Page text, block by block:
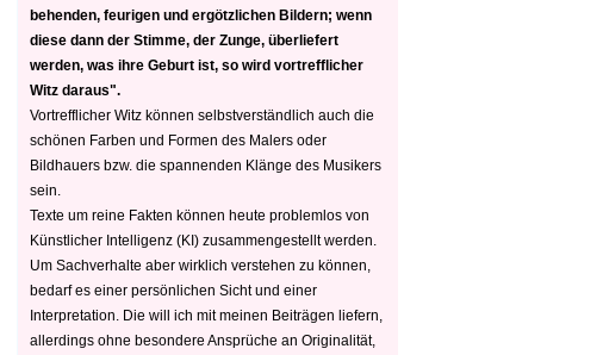
behenden, feurigen und ergötzlichen Bildern; wenn
diese dann der Stimme, der Zunge, überliefert
werden, was ihre Geburt ist, so wird vortrefflicher
Witz daraus".
Vortrefflicher Witz können selbstverständlich auch die
schönen Farben und Formen des Malers oder
Bildhauers bzw. die spannenden Klänge des Musikers
sein.
Texte um reine Fakten können heute problemlos von
Künstlicher Intelligenz (KI) zusammengestellt werden.
Um Sachverhalte aber wirklich verstehen zu können,
bedarf es einer persönlichen Sicht und einer
Interpretation. Die will ich mit meinen Beiträgen liefern,
allerdings ohne besondere Ansprüche an Originalität,